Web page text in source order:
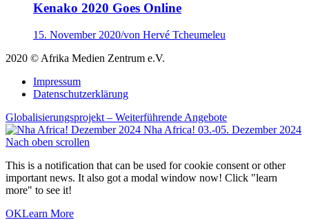
Kenako 2020 Goes Online
15. November 2020/von Hervé Tcheumeleu
2020 © Afrika Medien Zentrum e.V.
Impressum
Datenschutzerklärung
Globalisierungsprojekt – Weiterführende Angebote
Nha Africa! 03.-05. Dezember 2024
Nach oben scrollen
This is a notification that can be used for cookie consent or other
important news. It also got a modal window now! Click "learn
more" to see it!
OKLearn More